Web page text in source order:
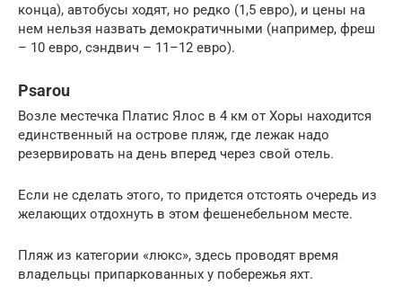
конца), автобусы ходят, но редко (1,5 евро), и цены на
нем нельзя назвать демократичными (например, фреш
– 10 евро, сэндвич – 11–12 евро).
Psarou
Возле местечка Платис Ялос в 4 км от Хоры находится
единственный на острове пляж, где лежак надо
резервировать на день вперед через свой отель.
Если не сделать этого, то придется отстоять очередь из
желающих отдохнуть в этом фешенебельном месте.
Пляж из категории «люкс», здесь проводят время
владельцы припаркованных у побережья яхт.